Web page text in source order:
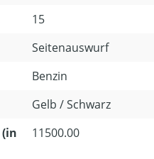
15
Seitenauswurf
Benzin
Gelb / Schwarz
11500.00